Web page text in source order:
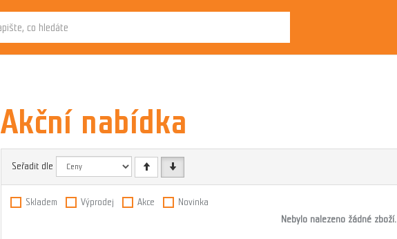
Akční nabídka
Seřadit dle
Skladem Výprodej Akce
Novinka
Nebylo nalezeno žádné zboží.